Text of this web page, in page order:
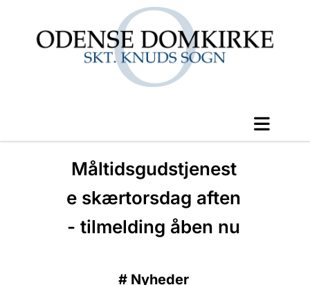
Måltidsgudstjenest
e skærtorsdag aften
- tilmelding åben nu
# Nyheder